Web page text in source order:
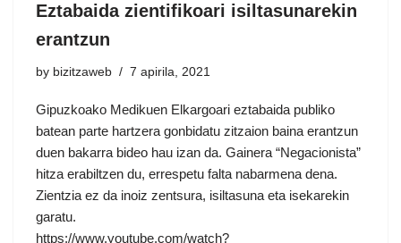
Eztabaida zientifikoari isiltasunarekin
erantzun
by bizitzaweb 7 apirila, 2021
Gipuzkoako Medikuen Elkargoari eztabaida publiko
batean parte hartzera gonbidatu zitzaion baina erantzun
duen bakarra bideo hau izan da. Gainera “Negacionista”
hitza erabiltzen du, errespetu falta nabarmena dena.
Zientzia ez da inoiz zentsura, isiltasuna eta isekarekin
garatu.
https://www.youtube.com/watch?